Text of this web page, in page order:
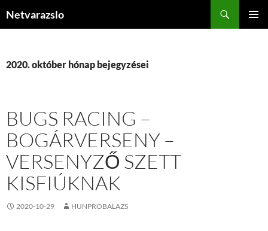
Netvarazslo
2020. október hónap bejegyzései
BUGS RACING –
BOGÁRVERSENY –
VERSENYZŐ SZETT
KISFIÚKNAK
2020-10-29 HUNPROBALAZS